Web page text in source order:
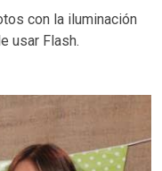
con la iluminación
usar Flash.